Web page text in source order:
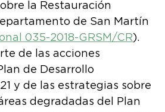
la Restauración
de San Martín
035-2018-GRSM/CR).
de las acciones
de Desarrollo
y de las estrategias sobre
degradadas del Plan